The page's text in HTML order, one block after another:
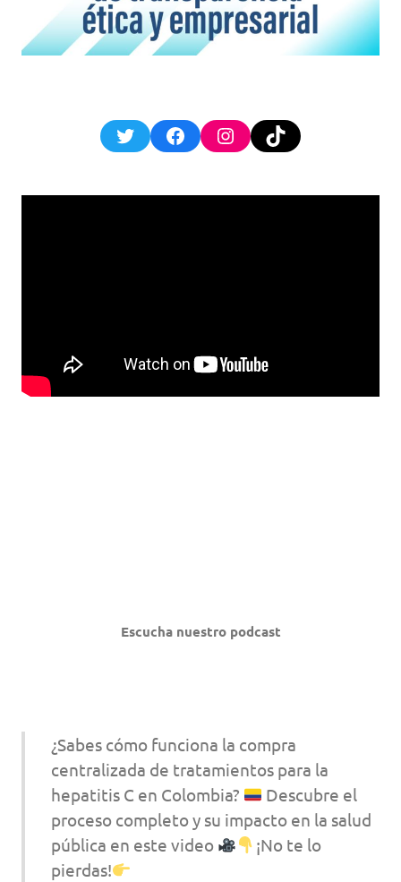
TwitterFacebookInstagram
TikTok
Escucha nuestro podcast
¿Sabes cómo funciona la compra
centralizada de tratamientos para la
hepatitis C en Colombia?
Descubre el
proceso completo y su impacto en la salud
pública en este video
¡No te lo
pierdas!